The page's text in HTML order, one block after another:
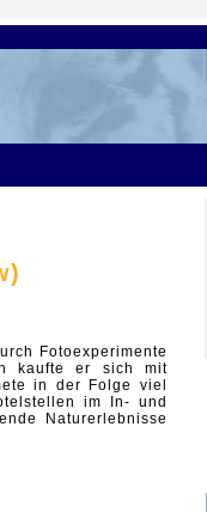
Fotoexperimente
kaufte er sich mit
in der Folge viel
im In- und
Naturerlebnisse